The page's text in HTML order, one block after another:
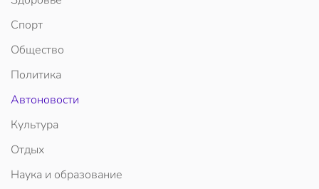
Спорт
Общество
Политика
Автоновости
Культура
Отдых
Наука и образование